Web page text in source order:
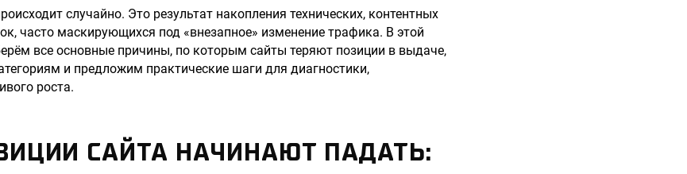
случайно. Это результат накопления технических, контентных
часто маскирующихся под «внезапное» изменение трафика. В этой
все основные причины, по которым сайты теряют позиции в выдаче,
и предложим практические шаги для диагностики,
роста.
САЙТА НАЧИНАЮТ ПАДАТЬ: